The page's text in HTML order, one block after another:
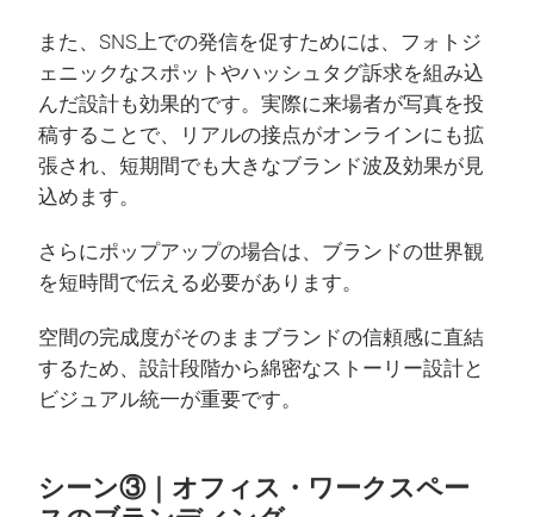
また、SNS上での発信を促すためには、フォトジ
ェニックなスポットやハッシュタグ訴求を組み込
んだ設計も効果的です。実際に来場者が写真を投
稿することで、リアルの接点がオンラインにも拡
張され、短期間でも大きなブランド波及効果が見
込めます。
さらにポップアップの場合は、ブランドの世界観
を短時間で伝える必要があります。
空間の完成度がそのままブランドの信頼感に直結
するため、設計段階から綿密なストーリー設計と
ビジュアル統一が重要です。
シーン③｜オフィス・ワークスペー